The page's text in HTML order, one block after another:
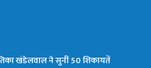
खंडेलवाल ने सुनीं 50 शिकायतें